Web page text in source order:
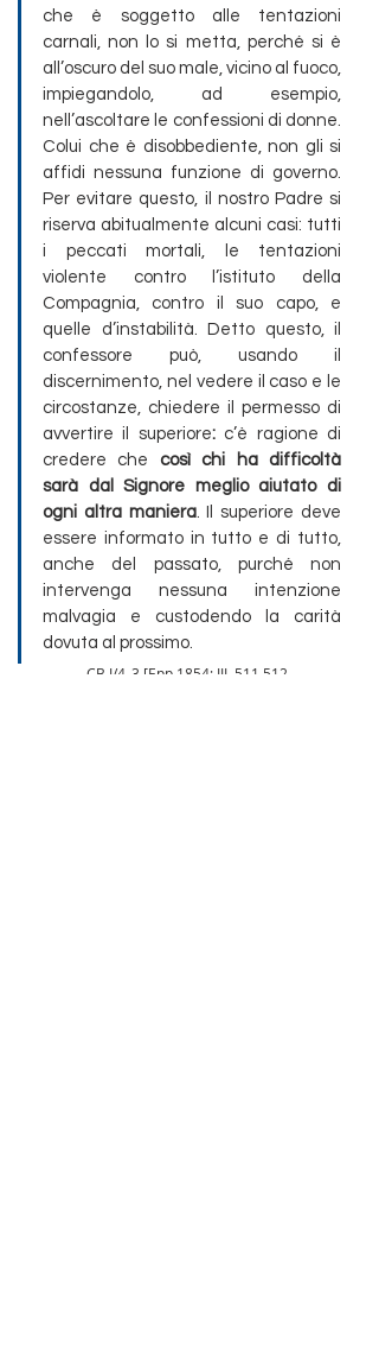
che è soggetto alle tentazioni
carnali, non lo si metta, perché si è
all’oscuro del suo male, vicino al fuoco,
impiegandolo, ad esempio,
nell’ascoltare le confessioni di donne.
Colui che è disobbediente, non gli si
affidi nessuna funzione di governo.
Per evitare questo, il nostro Padre si
riserva abitualmente alcuni casi: tutti
i peccati mortali, le tentazioni
violente contro l’istituto della
Compagnia, contro il suo capo, e
quelle d’instabilità. Detto questo, il
confessore può, usando il
discernimento, nel vedere il caso e le
circostanze, chiedere il permesso di
avvertire il superiore: c’è ragione di
credere che così chi ha difficoltà
sarà dal Signore meglio aiutato di
ogni altra maniera. Il superiore deve
essere informato in tutto e di tutto,
anche del passato, purché non
intervenga nessuna intenzione
malvagia e custodendo la carità
dovuta al prossimo.
	CB I/4_3 [Epp 1854: III, 511.512